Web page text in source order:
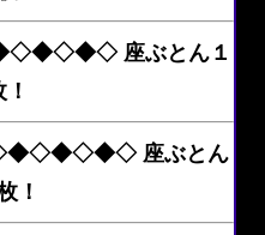
座ぶとん１
座ぶとん
！